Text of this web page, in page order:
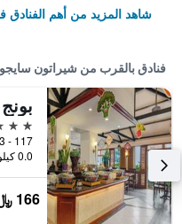
شاهد المزيد من أهم
فنادق بالقرب من شيراتون
3 نجوم
0.0 كيلومتر عن وسط المدينة
166 ﷼